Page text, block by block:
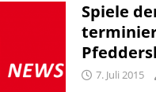
Spiele
7. Juli 2015